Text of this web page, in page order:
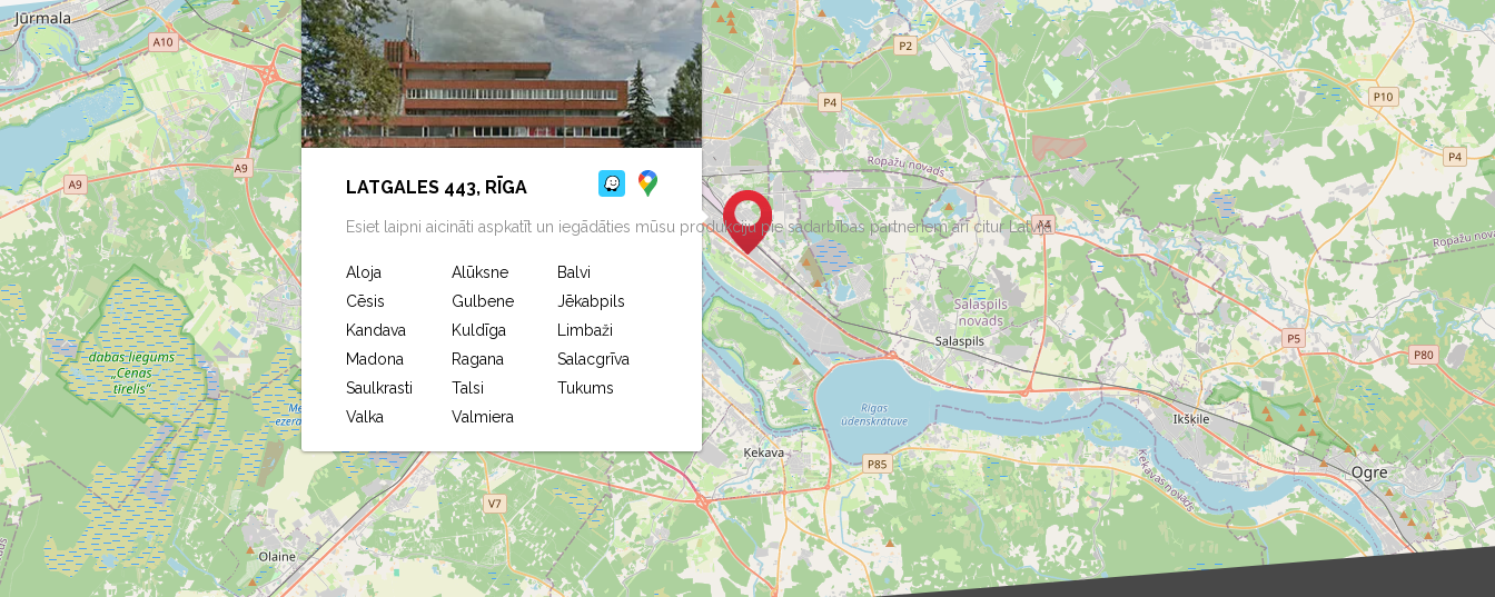
LATGALES 443, RĪGA
Esiet laipni aicināti aspkatīt un iegādāties mūsu produkciju pie sadarbības partneriem arī citur Latvijā
Aloja Alūksne
Balvi
Cēsis
Gulbene
Jēkabpils
Kandava
Kuldīga
Limbaži
Madona
Ragana
Salacgrīva
Saulkrasti
Talsi
Tukums
Valka
Valmiera